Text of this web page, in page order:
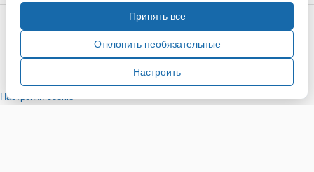
информации и материалов сайта, ссылка на источник
обязательна.
Настройки cookie
Принять все
Отклонить необязательные
Настроить